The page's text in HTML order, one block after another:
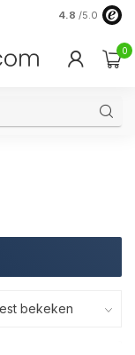
4.8 /5.0
0